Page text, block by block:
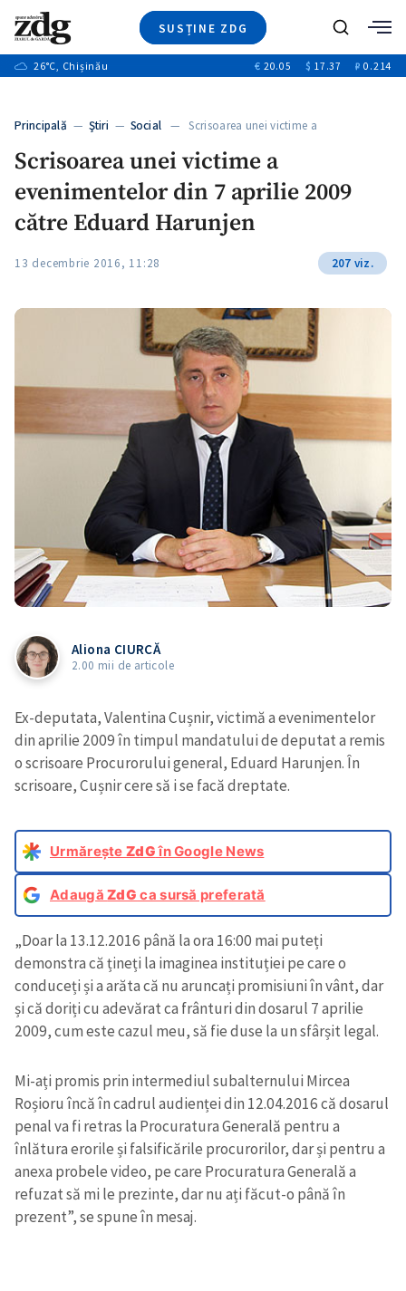
SUSȚINE ZDG
Ştiri
+8
Special
+1
Blog
Caută
26°C, Chișinău € 20.05 $ 17.37 ₽ 0.214
Principală — Ştiri — Social — Scrisoarea unei victime a
Scrisoarea unei victime a
evenimentelor din 7 aprilie 2009
către Eduard Harunjen
13 decembrie 2016, 11:28 207 viz.
Aliona CIURCĂ
2.00 mii de articole
Ex-deputata, Valentina Cușnir,victimă a evenimentelor
din aprilie 2009 în timpul mandatului de deputat a remis
o scrisoare Procurorului general, Eduard Harunjen. În
scrisoare, Cușnir cere să i se facă dreptate.
Urmărește ZdGîn Google News
AdaugăZdG ca sursă preferată
„Doar la 13.12.2016 până la ora 16:00 mai puteți
demonstra că țineți la imaginea instituției pe care o
conduceți și a arăta că nu aruncați promisiuni în vânt, dar
și că doriți cu adevărat ca frânturi din dosarul 7 aprilie
2009, cum este cazul meu, să fie duse la un sfârșit legal.
Mi-ați promis prin intermediul subalternului Mircea
Roșioru încă în cadrul audienței din 12.04.2016 că dosarul
penal va fi retras la Procuratura Generală pentru a
înlătura erorile și falsificările procurorilor, dar și pentru a
anexa probele video, pe care Procuratura Generală a
refuzat să mi le prezinte, dar nu ați făcut-o până în
prezent”, se spune în mesaj.